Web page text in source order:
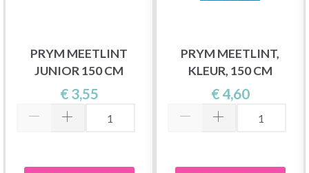
PRYM MEETLINT
JUNIOR 150 CM
€ 3,55
PRYM MEETLINT,
KLEUR, 150 CM
€ 4,60